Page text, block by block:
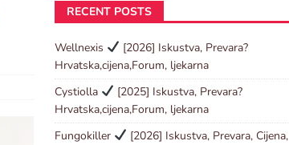
RECENT POSTS
Wellnexis
[2026] Iskustva, Prevara?
Hrvatska,cijena,Forum, ljekarna
Cystiolla
[2025] Iskustva, Prevara?
Hrvatska,cijena,Forum, ljekarna
Fungokiller
[2026] Iskustva, Prevara, Cijena,